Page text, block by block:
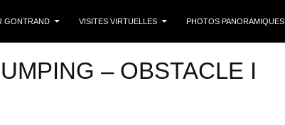
GONTRAND
VISITES VIRTUELLES PHOTOS PANORAMIQUES
– OBSTACLE I